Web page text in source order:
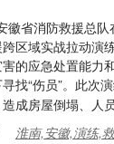
徽省消防救援总
区域实战拉动演
的应急处置能力
找“伤员”。此次
成房屋倒塌、人
淮南,安徽,演练,